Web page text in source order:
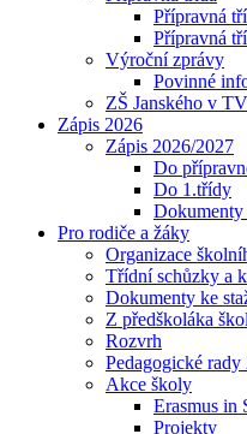
Přípravná
Přípravná
Výroční zprávy
Povinné
ZŠ Janského v
Zápis 2026
Zápis 2026/2027
Do
Do 1.třídy
Dokumenty
Pro rodiče a žáky
Organizace
Třídní schůzky a
Dokumenty ke
Z předškoláka
Rozvrh
Pedagogické
Akce školy
Erasmus in
Projekty